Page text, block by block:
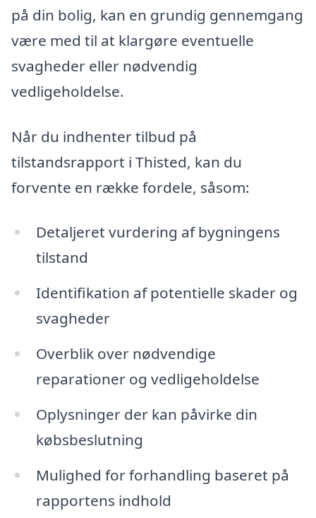
på din bolig, kan en grundig gennemgang
være med til at klargøre eventuelle
svagheder eller nødvendig
vedligeholdelse.
Når du indhenter tilbud på
tilstandsrapport i Thisted, kan du
forvente en række fordele, såsom:
Detaljeret vurdering af bygningens
tilstand
Identifikation af potentielle skader og
svagheder
Overblik over nødvendige
reparationer og vedligeholdelse
Oplysninger der kan påvirke din
købsbeslutning
Mulighed for forhandling baseret på
rapportens indhold